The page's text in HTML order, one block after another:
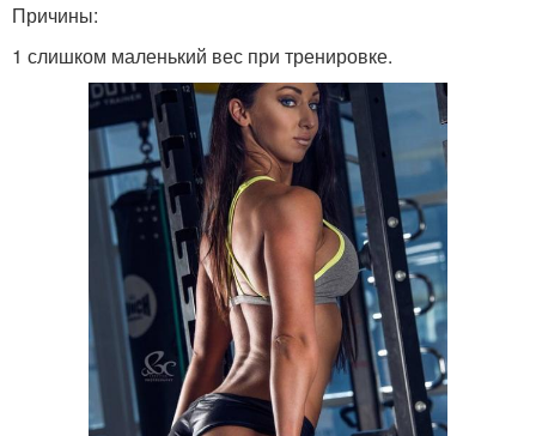
Причины:
1 слишком маленький вес при тренировке.